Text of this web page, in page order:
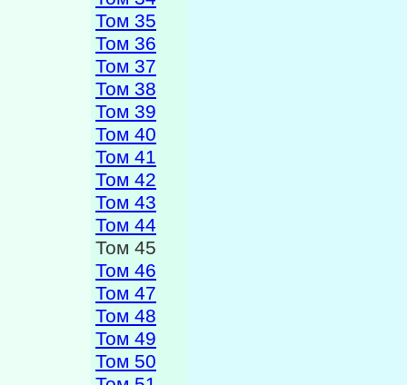
Том 35
Том 36
Том 37
Том 38
Том 39
Том 40
Том 41
Том 42
Том 43
Том 44
Том 45
Том 46
Том 47
Том 48
Том 49
Том 50